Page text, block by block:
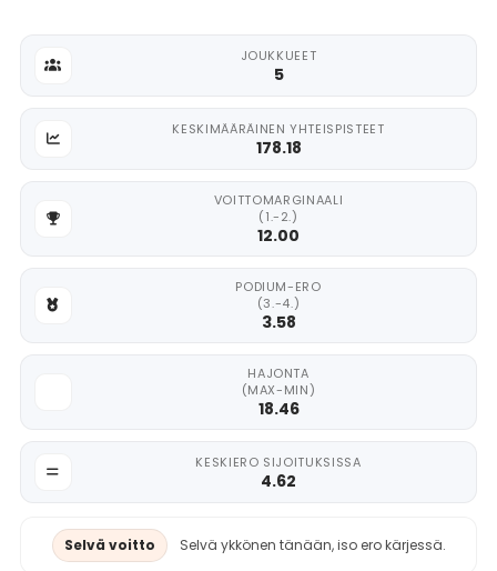
JOUKKUEET
5
KESKIMÄÄRÄINEN YHTEISPISTEET
178.18
VOITTOMARGINAALI
(1.-2.)
12.00
PODIUM-ERO
(3.-4.)
3.58
HAJONTA
(MAX-MIN)
18.46
KESKIERO SIJOITUKSISSA
4.62
Selvä voitto Selvä ykkönen tänään, iso ero kärjessä.